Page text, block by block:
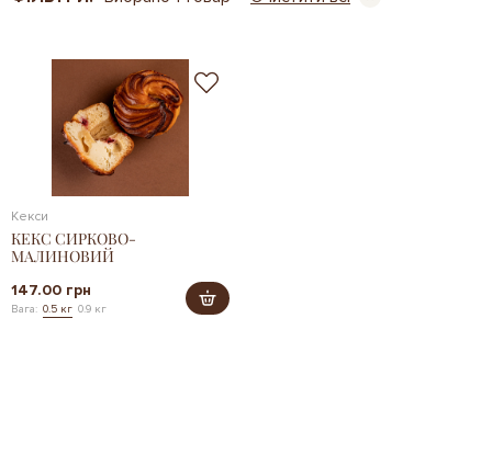
Кекси
КЕКС СИРКОВО-
МАЛИНОВИЙ
147.00 грн
Вага: 0.5 кг 0.9 кг